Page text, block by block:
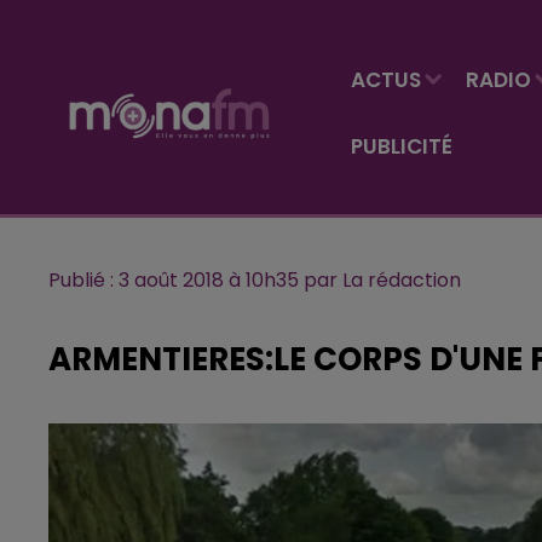
ACTUS RADIO
PUBLICITÉ
Publié : 3 août 2018 à 10h35 par La rédaction
ARMENTIERES:LE CORPS